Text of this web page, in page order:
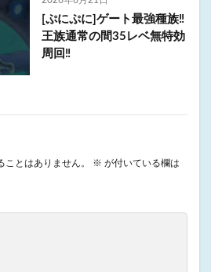
[ぷにぷに]ゲート最強種族‼️
王族通常の間35レベ無特効
周回‼️
ことはありません。 ※ が付いている欄は